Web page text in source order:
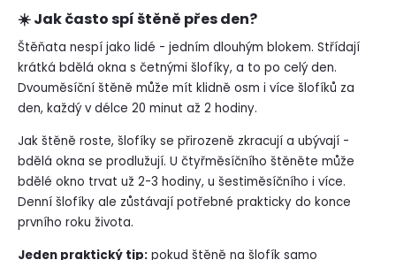
☀️ Jak často spí štěně přes den?
Štěňata nespí jako lidé - jedním dlouhým blokem. Střídají
krátká bdělá okna s četnými šlofíky, a to po celý den.
Dvouměsíční štěně může mít klidně osm i více šlofíků za
den, každý v délce 20 minut až 2 hodiny.
Jak štěně roste, šlofíky se přirozeně zkracují a ubývají -
bdělá okna se prodlužují. U čtyřměsíčního štěněte může
bdělé okno trvat už 2-3 hodiny, u šestiměsíčního i více.
Denní šlofíky ale zůstávají potřebné prakticky do konce
prvního roku života.
Jeden praktický tip: pokud štěně na šlofík samo